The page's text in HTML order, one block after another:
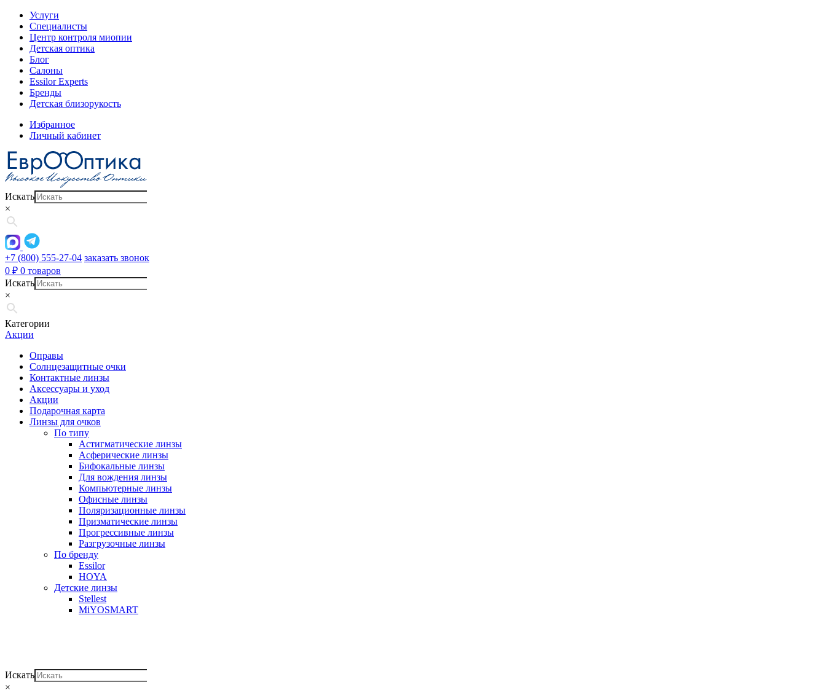
Услуги
Специалисты
Центр контроля миопии
Детская оптика
Блог
Салоны
Essilor Experts
Бренды
Детская близорукость
Избранное
Личный кабинет
Искать
×
+7 (800) 555-27-04 заказать звонок
0 ₽ 0 товаров
Искать
×
Категории
Акции
Оправы
Солнцезащитные очки
Контактные линзы
Аксессуары и уход
Акции
Подарочная карта
Линзы для очков
По типу
Астигматические линзы
Асферические линзы
Бифокальные линзы
Для вождения линзы
Компьютерные линзы
Офисные линзы
Поляризационные линзы
Призматические линзы
Прогрессивные линзы
Разгрузочные линзы
По бренду
Essilor
HOYA
Детские линзы
Stellest
MiYOSMART
Искать
×